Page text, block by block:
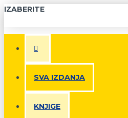
IZABERITE
SVA IZDANJA
KNJIGE